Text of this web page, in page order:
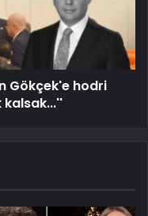
Gökçek'e hodri